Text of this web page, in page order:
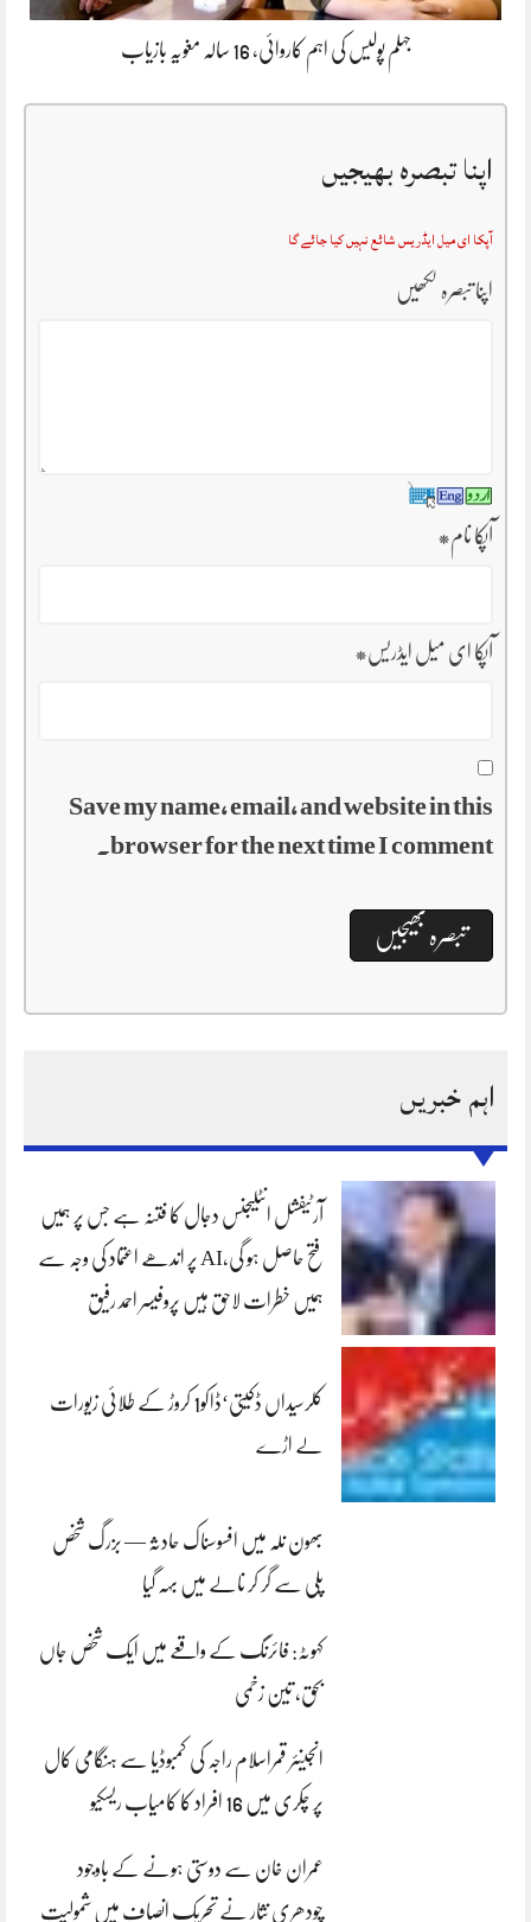
جہلم پولیس کی اہم کاروائی، 16 سالہ مغویہ بازیاب
اپنا تبصرہ بھیجیں
آپکا ای میل ایڈریس شائع نہیں کیا جائے گا
اپنا تبصرہ لکھیں
آپکا نام*
آپکا ای میل ایڈریس*
Save my name, email, and website in this
browser for the next time I comment.
اہم خبریں
آرٹیفشل انٹلیجنس دجال کا فتنہ ہے جس پر ہمیں
فتح حاصل ہو گی،AI پر اندھے اعتماد کی وجہ سے
ہمیں خطرات لاحق ہیں پروفیسر احمد رفیق
کلرسیداں ڈکیتی‘ڈاکو1 کروڑ کے طلائی زیورات
لے اڑے
بھون نلہ میں افسوسناک حادثہ — بزرگ شخص
پلی سے گر کر نالے میں بہہ گیا
کہوٹہ: فائرنگ کے واقعے میں ایک شخص جاں
بحق، تین زخمی
انجینئر قمراسلام راجہ کی کمبوڈیا سے ہنگامی کال
پر چکری میں 16 افراد کا کامیاب ریسکیو
عمران خان سے دوستی ہونے کے باوجود
چودھری نثار نے تحریک انصاف میں شمولیت